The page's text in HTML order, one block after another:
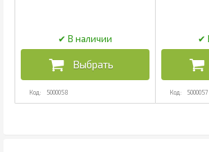
5000058 5000057